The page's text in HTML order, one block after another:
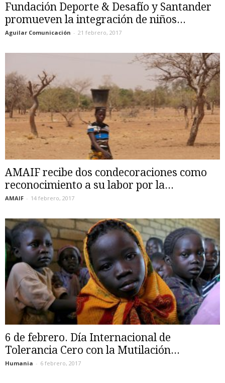
Fundación Deporte & Desafío y Santander
promueven la integración de niños...
Aguilar Comunicación - 21 febrero, 2017
AMAIF recibe dos condecoraciones como
reconocimiento a su labor por la...
AMAIF - 14 febrero, 2017
6 de febrero. Día Internacional de
Tolerancia Cero con la Mutilación...
Humania - 6 febrero, 2017